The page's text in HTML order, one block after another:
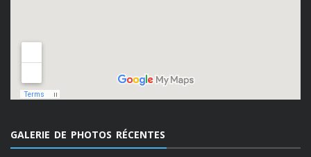
GALERIE DE PHOTOS RÉCENTES